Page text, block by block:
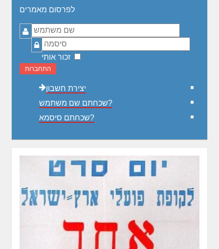
לפרסום מאמרים
שם
משתמש
סיסמה
זכור אותי
התחברות
יצירת חשבון
שכחתם שם משתמש?
שכחתם סיסמא?